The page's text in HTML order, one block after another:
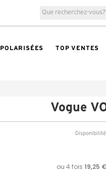
POLARISÉES TOP VENTES
Vogue